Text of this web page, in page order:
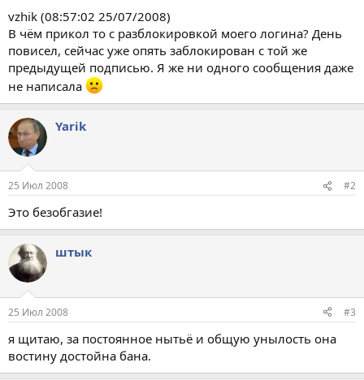
vzhik (08:57:02 25/07/2008)
В чём прикол то с разблокировкой моего логина? День
повисел, сейчас уже опять заблокирован с той же
предыдущей подписью. Я же ни одного сообщения даже
не написала
Yarik
25 Июл 2008 #2
Это безобгазие!
штык
25 Июл 2008 #3
я щитаю, за постоянное нытьё и общую унылость она
востину достойна бана.